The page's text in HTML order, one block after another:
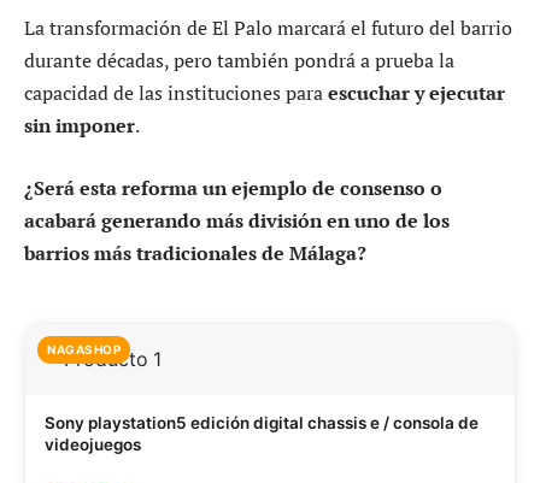
La transformación de El Palo marcará el futuro del barrio
durante décadas, pero también pondrá a prueba la
capacidad de las instituciones paraescuchar y ejecutar
sin imponer.
¿Será esta reforma un ejemplo de consenso o
acabará generando más división en uno de los
barrios más tradicionales de Málaga?
NAGASHOP
Sony playstation5 edición digital chassis e / consola de
videojuegos